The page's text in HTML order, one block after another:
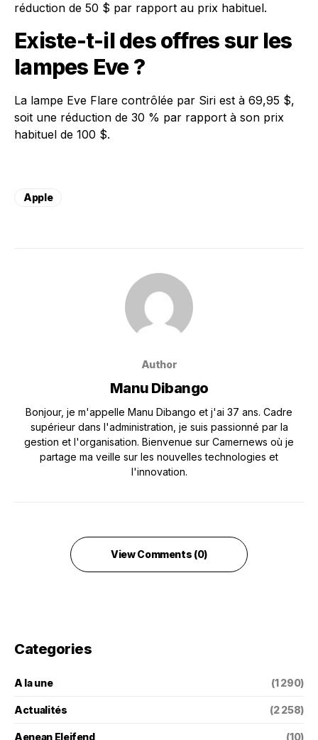
réduction de 50 $ par rapport au prix habituel.
Existe-t-il des offres sur les
lampes Eve ?
La lampe Eve Flare contrôlée par Siri est à 69,95 $,
soit une réduction de 30 % par rapport à son prix
habituel de 100 $.
Apple
Author
Manu Dibango
Bonjour, je m'appelle Manu Dibango et j'ai 37 ans. Cadre
supérieur dans l'administration, je suis passionné par la
gestion et l'organisation. Bienvenue sur Camernews où je
partage ma veille sur les nouvelles technologies et
l'innovation.
View Comments (0)
Categories
A la une (1 290)
Actualités (2 258)
Aenean Eleifend (10)